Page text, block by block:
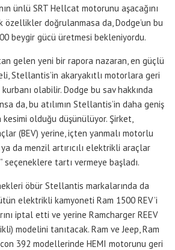
ünlü SRT Hellcat motorunu aşacağını
özellikler doğrulanmasa da, Dodge’un bu
beygir gücü üretmesi bekleniyordu.
gelen yeni bir rapora nazaran, en güçlü
Stellantis’in akaryakıtlı motorlara geri
olabilir. Dodge bu sav hakkında
da, bu atılımın Stellantis’in daha geniş
olduğu düşünülüyor. Şirket,
(BEV) yerine, içten yanmalı motorlu
da menzil artırıcılı elektrikli araçlar
seçeneklere tartı vermeye başladı.
öbür Stellantis markalarında da
elektrikli kamyoneti Ram 1500 REV’i
iptal etti ve yerine Ramcharger REEV
modelini tanıtacak. Ram ve Jeep, Ram
392 modellerinde HEMI motorunu geri